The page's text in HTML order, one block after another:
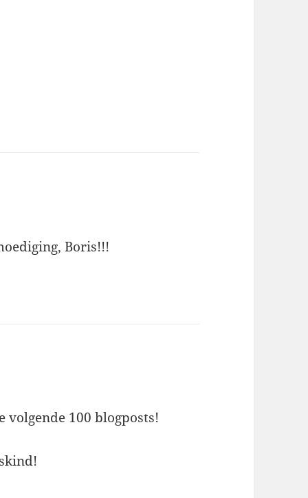
Boris!!!
volgende 100 blogposts!